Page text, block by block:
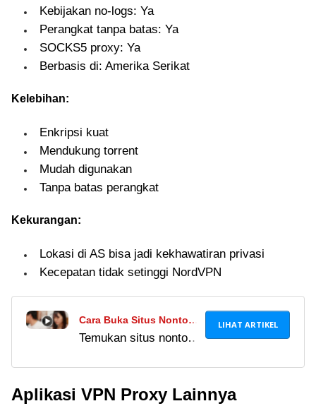
Kebijakan no-logs: Ya
Perangkat tanpa batas: Ya
SOCKS5 proxy: Ya
Berbasis di: Amerika Serikat
Kelebihan:
Enkripsi kuat
Mendukung torrent
Mudah digunakan
Tanpa batas perangkat
Kekurangan:
Lokasi di AS bisa jadi kekhawatiran privasi
Kecepatan tidak setinggi NordVPN
Cara Buka Situs Nonton
Film Jepang Sub Indo
Jepang
Temukan situs nonton
Jepang tanpa VPN.
LIHAT ARTIKEL
Aplikasi VPN Proxy Lainnya